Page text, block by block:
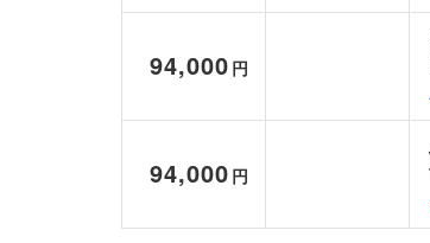
94,000 円
94,000 円